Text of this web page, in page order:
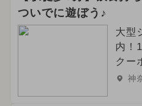
ついでに遊ぼう♪
大型
内！
クー
神